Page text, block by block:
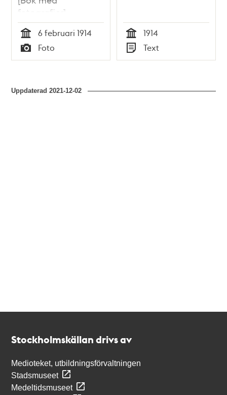
fotografier]
Tid
6 februari 1914
Typ
Foto Tid
1914
Typ
Text
Uppdaterad2021-12-02
Stockholmskällan drivs av
Medioteket, utbildningsförvaltningen
Stadsmuseet
Medeltidsmuseet